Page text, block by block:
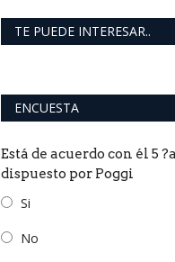
TE PUEDE INTERESAR..
ENCUESTA
Está de acuerdo con él 5
dispuesto por Poggi
Si
No